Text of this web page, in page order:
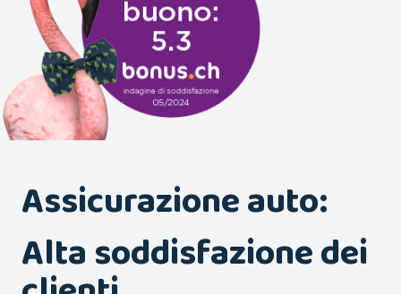
Assicurazione auto:
Alta soddisfazione dei